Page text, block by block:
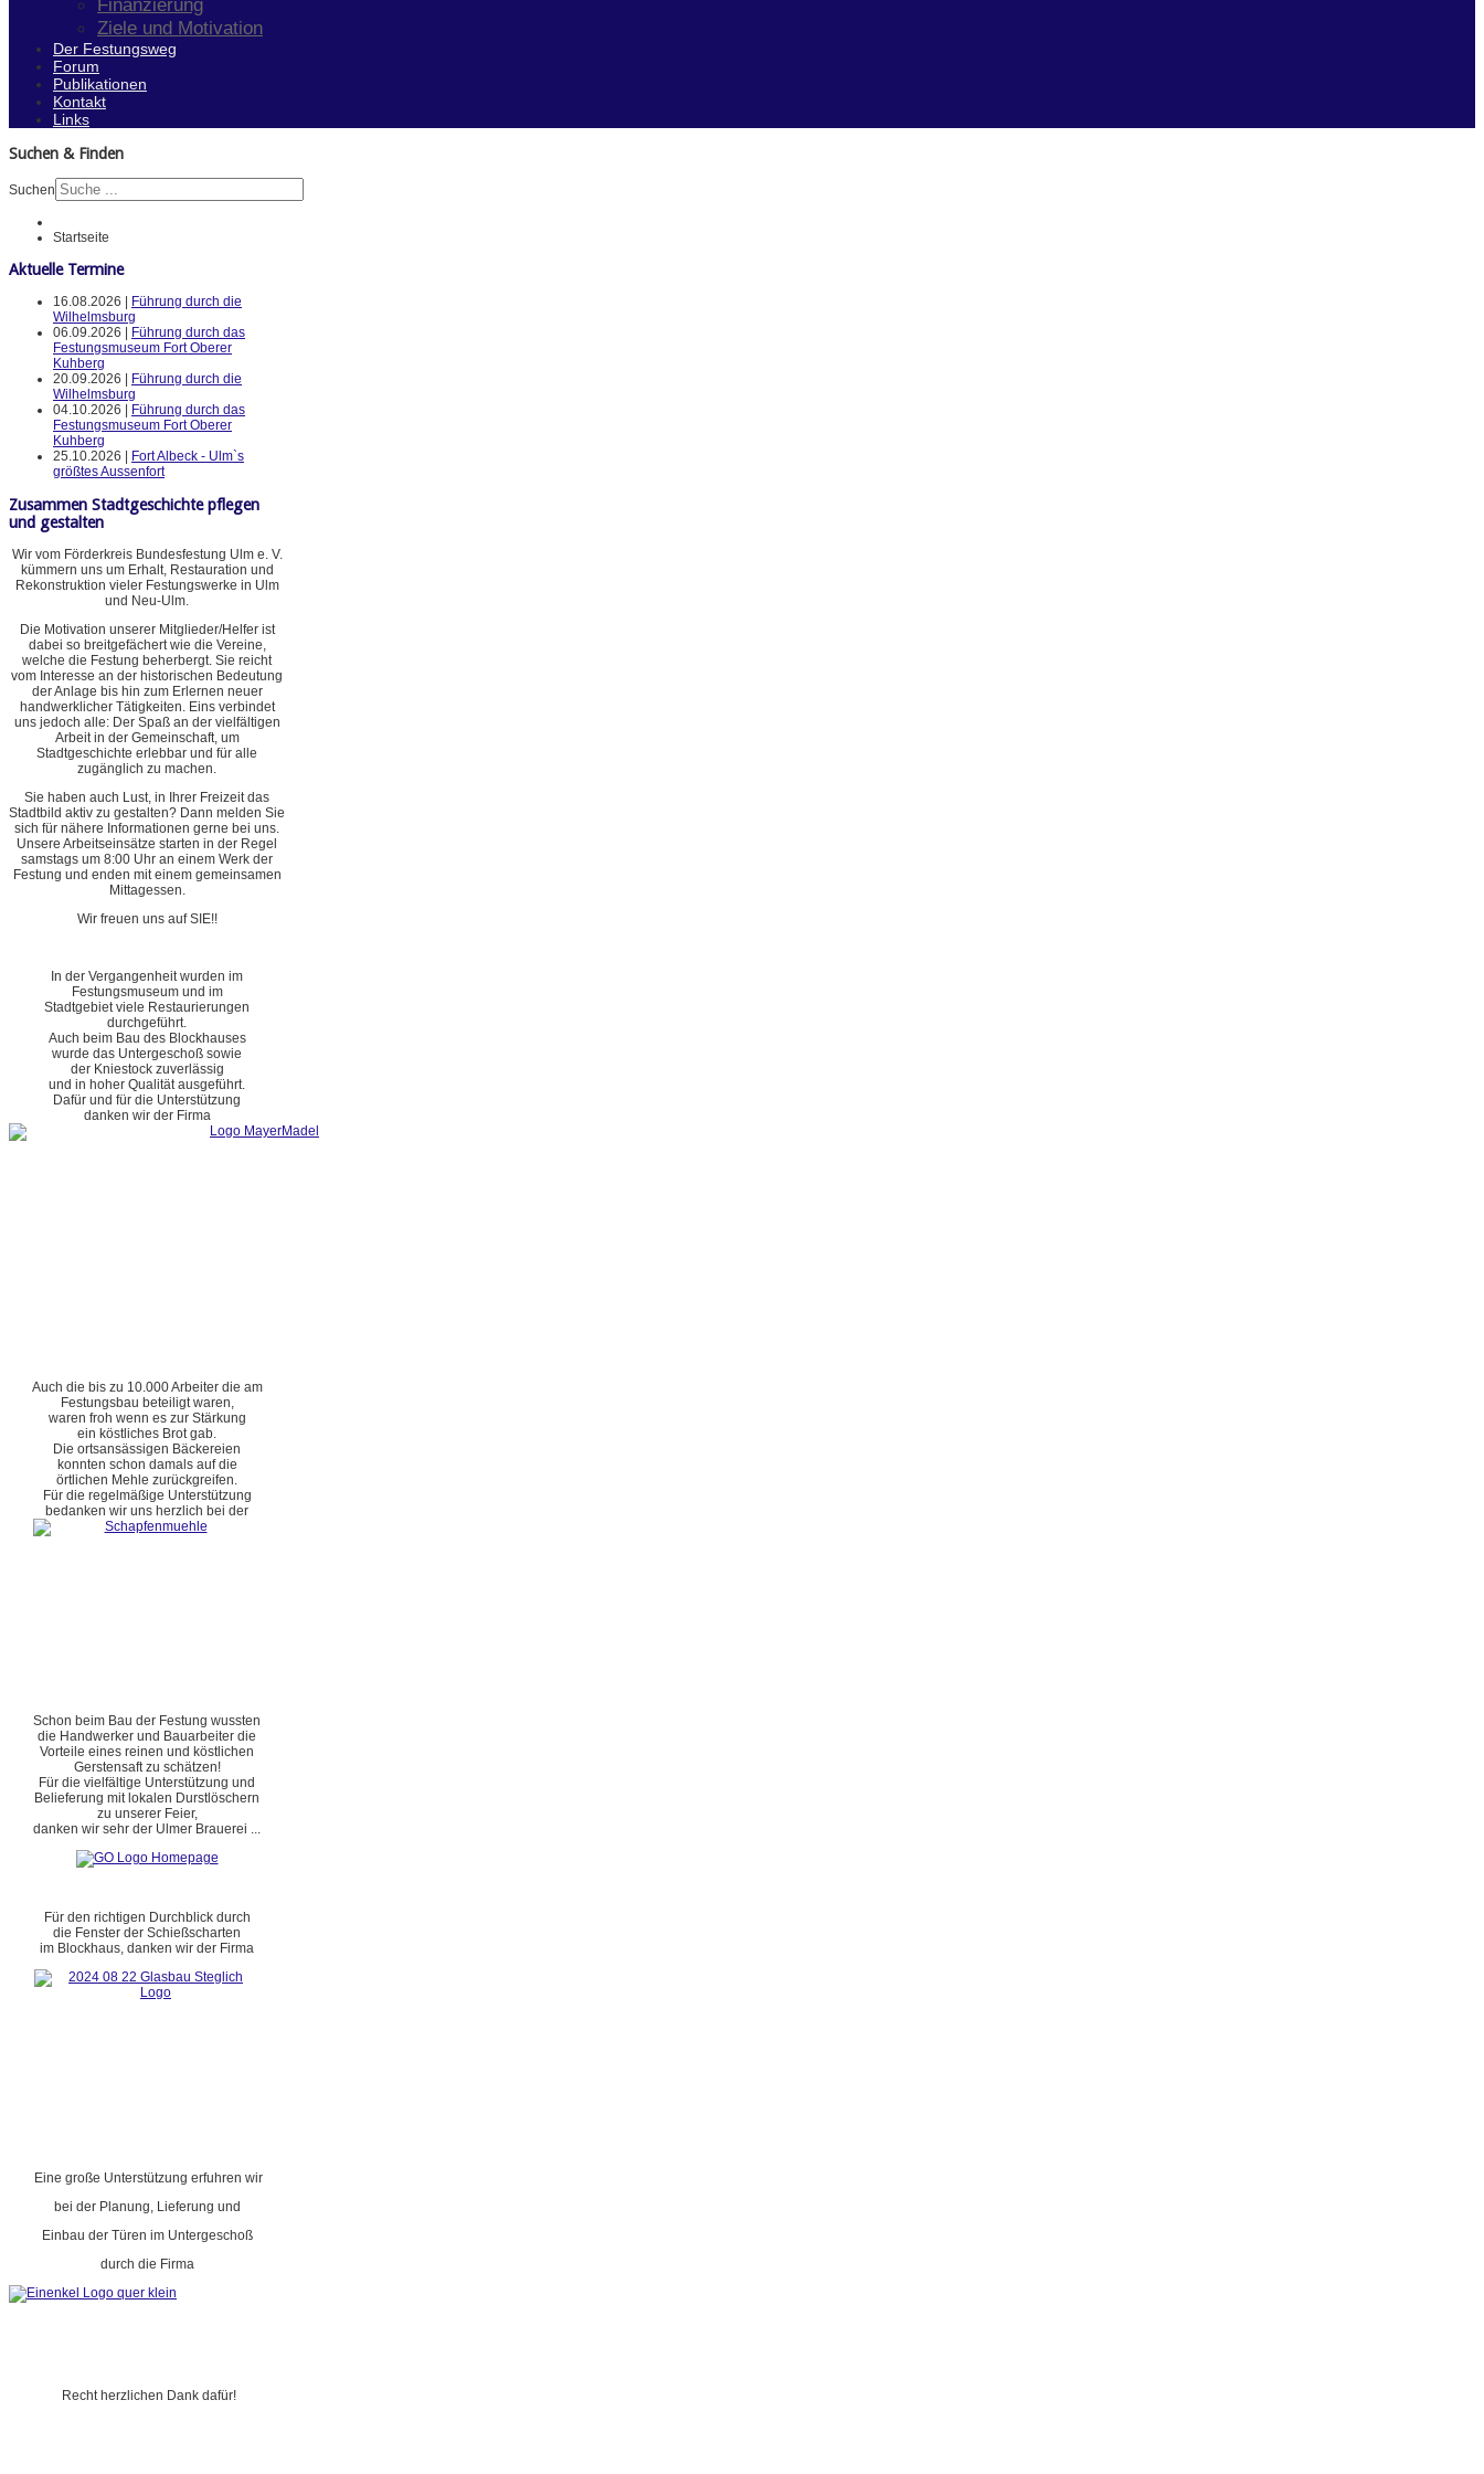
Finanzierung
Ziele und Motivation
Der Festungsweg
Forum
Publikationen
Kontakt
Links
Suchen & Finden
Suchen
Startseite
Aktuelle Termine
16.08.2026 |
Führung durch die
Wilhelmsburg
06.09.2026 |
Führung durch das
Festungsmuseum Fort Oberer
Kuhberg
20.09.2026 |
Führung durch die
Wilhelmsburg
04.10.2026 |
Führung durch das
Festungsmuseum Fort Oberer
Kuhberg
25.10.2026 |
Fort Albeck - Ulm`s
größtes Aussenfort
Zusammen Stadtgeschichte pflegen
und gestalten
Wir vom Förderkreis Bundesfestung Ulm e. V.
kümmern uns um Erhalt, Restauration und
Rekonstruktion vieler Festungswerke in Ulm
und Neu-Ulm.
Die Motivation unserer Mitglieder/Helfer ist
dabei so breitgefächert wie die Vereine,
welche die Festung beherbergt. Sie reicht
vom Interesse an der historischen Bedeutung
der Anlage bis hin zum Erlernen neuer
handwerklicher Tätigkeiten. Eins verbindet
uns jedoch alle: Der Spaß an der vielfältigen
Arbeit in der Gemeinschaft, um
Stadtgeschichte erlebbar und für alle
zugänglich zu machen.
Sie haben auch Lust, in Ihrer Freizeit das
Stadtbild aktiv zu gestalten? Dann melden Sie
sich für nähere Informationen gerne bei uns.
Unsere Arbeitseinsätze starten in der Regel
samstags um 8:00 Uhr an einem Werk der
Festung und enden mit einem gemeinsamen
Mittagessen.
Wir freuen uns auf SIE!!
In der Vergangenheit wurden im
Festungsmuseum und im
Stadtgebiet viele Restaurierungen
durchgeführt.
Auch beim Bau des Blockhauses
wurde das Untergeschoß sowie
der Kniestock zuverlässig
und in hoher Qualität ausgeführt.
Dafür und für die Unterstützung
danken wir der Firma
Auch die bis zu 10.000 Arbeiter die am
Festungsbau beteiligt waren,
waren froh wenn es zur Stärkung
ein köstliches Brot gab.
Die ortsansässigen Bäckereien
konnten schon damals auf die
örtlichen Mehle zurückgreifen.
Für die regelmäßige Unterstützung
bedanken wir uns herzlich bei der
Schon beim Bau der Festung wussten
die Handwerker und Bauarbeiter die
Vorteile eines reinen und köstlichen
Gerstensaft zu schätzen!
Für die vielfältige Unterstützung und
Belieferung mit lokalen Durstlöschern
zu unserer Feier,
danken wir sehr der Ulmer Brauerei ...
Für den richtigen Durchblick durch
die Fenster der Schießscharten
im Blockhaus, danken wir der Firma
Eine große Unterstützung erfuhren wir
bei der Planung, Lieferung und
Einbau der Türen im Untergeschoß
durch die Firma
Recht herzlichen Dank dafür!